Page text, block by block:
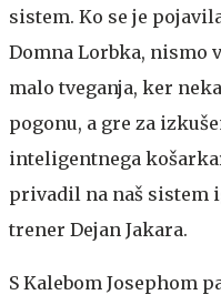
sistem. Ko se je
Domna Lorbka, nismo
malo tveganja, ker
pogonu, a gre za
inteligentnega
privadil na naš sistem
trener Dejan Jakara.
S Kalebom Josephom